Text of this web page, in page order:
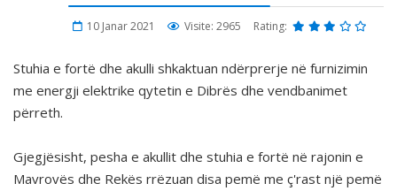
10 Janar 2021 Visite: 2965 Rating:
Stuhia e fortë dhe akulli shkaktuan ndërprerje në furnizimin
me energji elektrike qytetin e Dibrës dhe vendbanimet
përreth.
Gjegjësisht, pesha e akullit dhe stuhia e fortë në rajonin e
Mavrovës dhe Rekës rrëzuan disa pemë me ç'rast një pemë